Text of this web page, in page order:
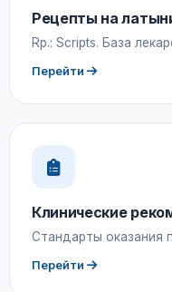
Рецепты на
Rp.: Scripts. База
Перейти
Клинические
Стандарты оказания
Перейти